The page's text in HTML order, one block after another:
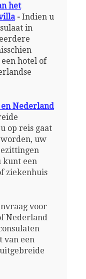
het
- Indien u
in
hotel of
Nederland
op reis gaat
uw
kunt een
ziekenhuis
voor
Nederland
van een